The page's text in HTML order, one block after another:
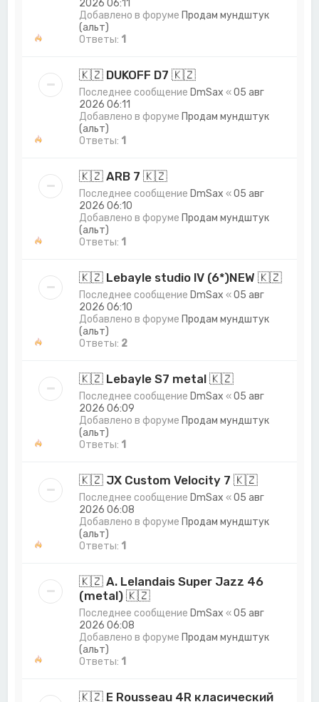
2026 06:11
Добавлено в форуме Продам мундштук
(альт)
Ответы: 1
🇰🇿 DUKOFF D7 🇰🇿
Последнее сообщение DmSax «05 авг
2026 06:11
Добавлено в форуме Продам мундштук
(альт)
Ответы: 1
🇰🇿 ARB 7 🇰🇿
Последнее сообщение DmSax «05 авг
2026 06:10
Добавлено в форуме Продам мундштук
(альт)
Ответы: 1
🇰🇿 Lebayle studio lV (6*)NEW 🇰🇿
Последнее сообщение DmSax «05 авг
2026 06:10
Добавлено в форуме Продам мундштук
(альт)
Ответы: 2
🇰🇿 Lebayle S7 metal 🇰🇿
Последнее сообщение DmSax «05 авг
2026 06:09
Добавлено в форуме Продам мундштук
(альт)
Ответы: 1
🇰🇿 JX Custom Velocity 7 🇰🇿
Последнее сообщение DmSax «05 авг
2026 06:08
Добавлено в форуме Продам мундштук
(альт)
Ответы: 1
🇰🇿 A. Lelandais Super Jazz 46
(metal) 🇰🇿
Последнее сообщение DmSax «05 авг
2026 06:08
Добавлено в форуме Продам мундштук
(альт)
Ответы: 1
🇰🇿 E Rousseau 4R класический